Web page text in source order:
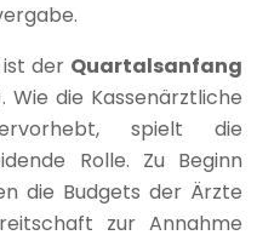
der Quartalsanfang
Wie die Kassenärztliche
spielt die
Rolle. Zu Beginn
die Budgets der Ärzte
zur Annahme